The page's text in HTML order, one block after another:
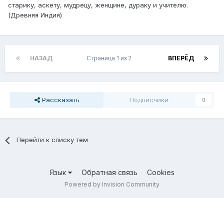
старику, аскету, мудрецу, женщине, дураку и учителю.
(Древняя Индия)
НАЗАД ВПЕРЁД
Страница 1 из 2
Рассказать Подписчики 0
Перейти к списку тем
Язык Обратная связь Cookies
Powered by Invision Community